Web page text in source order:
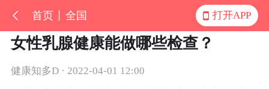
首页 全国 打开APP
女性乳腺健康能做哪些检查？
健康知多D · 2022-04-01 12:00